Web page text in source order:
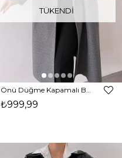
TÜKENDI
₺999,99